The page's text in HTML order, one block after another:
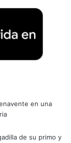
en una
de su primo y